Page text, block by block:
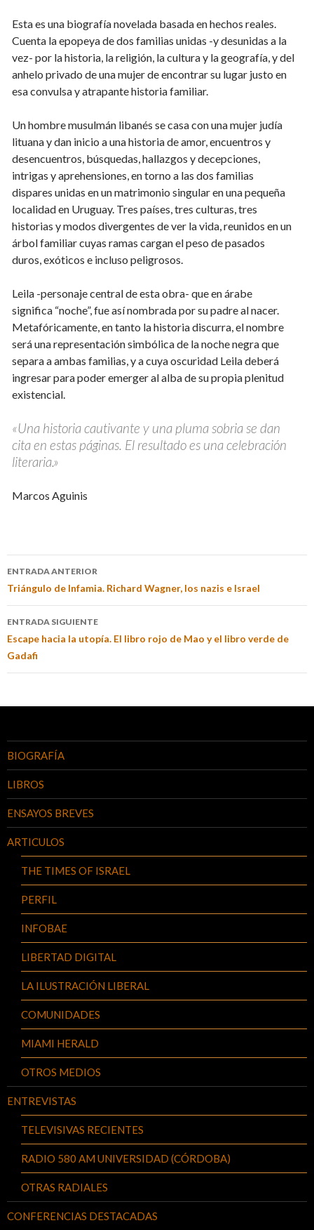
Esta es una biografía novelada basada en hechos reales.
Cuenta la epopeya de dos familias unidas -y desunidas a la
vez- por la historia, la religión, la cultura y la geografía, y del
anhelo privado de una mujer de encontrar su lugar justo en
esa convulsa y atrapante historia familiar.
Un hombre musulmán libanés se casa con una mujer judía
lituana y dan inicio a una historia de amor, encuentros y
desencuentros, búsquedas, hallazgos y decepciones,
intrigas y aprehensiones, en torno a las dos familias
dispares unidas en un matrimonio singular en una pequeña
localidad en Uruguay. Tres países, tres culturas, tres
historias y modos divergentes de ver la vida, reunidos en un
árbol familiar cuyas ramas cargan el peso de pasados
duros, exóticos e incluso peligrosos.
Leila -personaje central de esta obra- que en árabe
significa “noche”, fue así nombrada por su padre al nacer.
Metafóricamente, en tanto la historia discurra, el nombre
será una representación simbólica de la noche negra que
separa a ambas familias, y a cuya oscuridad Leila deberá
ingresar para poder emerger al alba de su propia plenitud
existencial.
«Una historia cautivante y una pluma sobria se dan
cita en estas páginas. El resultado es una celebración
literaria.»
Marcos Aguinis
ENTRADA ANTERIOR
Triángulo de Infamia. Richard Wagner, los nazis e Israel
ENTRADA SIGUIENTE
Escape hacia la utopía. El libro rojo de Mao y el libro verde de
Gadafi
BIOGRAFÍA
LIBROS
ENSAYOS BREVES
ARTICULOS
THE TIMES OF ISRAEL
PERFIL
INFOBAE
LIBERTAD DIGITAL
LA ILUSTRACIÓN LIBERAL
COMUNIDADES
MIAMI HERALD
OTROS MEDIOS
ENTREVISTAS
TELEVISIVAS RECIENTES
RADIO 580 AM UNIVERSIDAD (CÓRDOBA)
OTRAS RADIALES
CONFERENCIAS DESTACADAS